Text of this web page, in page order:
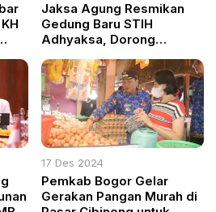
Jaksa Agung Resmikan
Gedung Baru STIH
Adhyaksa, Dorong
Berkualitas di Indonesia
17 Des 2024
Pemkab Bogor Gelar
Gerakan Pangan Murah di